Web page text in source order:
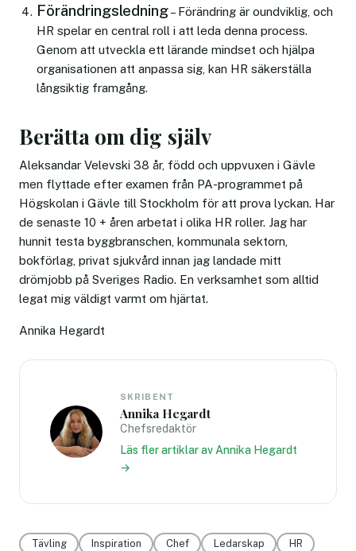
Förändringsledning– Förändring är oundviklig, och
HR spelar en central roll i att leda denna process.
Genom att utveckla ett lärande mindset och hjälpa
organisationen att anpassa sig, kan HR säkerställa
långsiktig framgång.
Berätta om dig själv
Aleksandar Velevski 38 år, född och uppvuxen i Gävle
men flyttade efter examen från PA-programmet på
Högskolan i Gävle till Stockholm för att prova lyckan. Har
de senaste 10 + åren arbetat i olika HR roller. Jag har
hunnit testa byggbranschen, kommunala sektorn,
bokförlag, privat sjukvård innan jag landade mitt
drömjobb på Sveriges Radio. En verksamhet som alltid
legat mig väldigt varmt om hjärtat.
Annika Hegardt
SKRIBENT
Annika Hegardt
Chefsredaktör
Läs fler artiklar av Annika Hegardt
→
Tävling Inspiration Chef Ledarskap HR